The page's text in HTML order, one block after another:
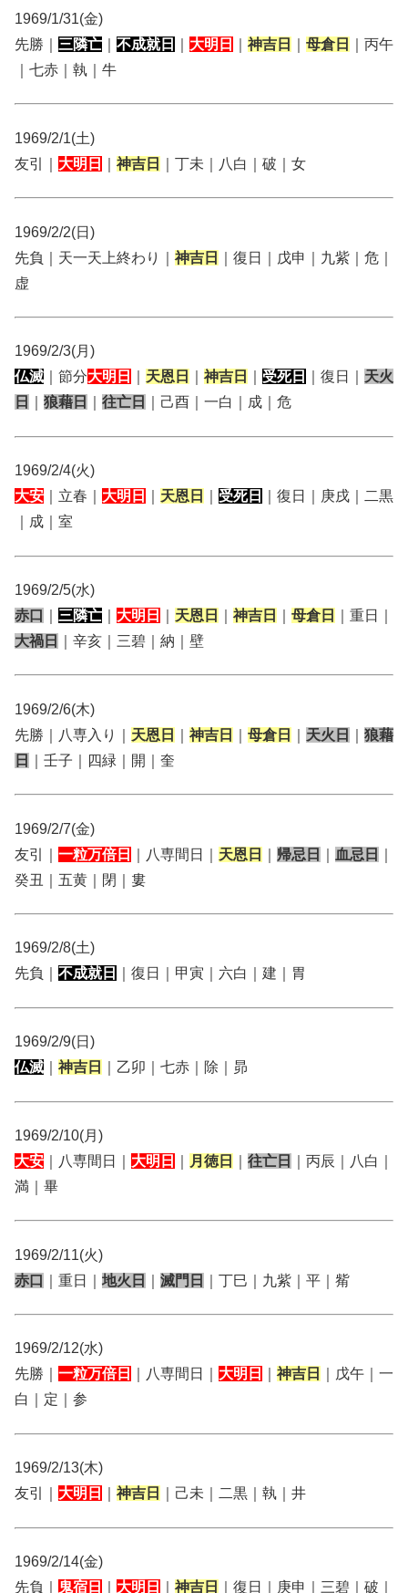
1969/1/31(金)
先勝｜ 三隣亡 不成就日 大明日 神吉日 母倉日
｜丙午
｜七赤｜執｜牛
1969/2/1(土)
友引｜ 大明日 神吉日 ｜丁未｜八白｜破｜女
1969/2/2(日)
先負｜天一天上終わり｜ 神吉日
｜復日｜戊申｜九紫｜危｜
虚
1969/2/3(月)
仏滅 ｜節分大明日 天恩日 神吉日 受死日 ｜復日｜ 天火
日
狼藉日 往亡日 ｜己酉｜一白｜成｜危
1969/2/4(火)
大安 ｜立春｜ 大明日 天恩日 受死日
｜復日｜庚戌｜二黒
｜成｜室
1969/2/5(水)
赤口
三隣亡 大明日 天恩日 神吉日 母倉日
｜重日｜
大禍日
｜辛亥｜三碧｜納｜壁
1969/2/6(木)
先勝｜八専入り｜ 天恩日 神吉日 母倉日 天火日
狼藉
日
｜壬子｜四緑｜開｜奎
1969/2/7(金)
友引｜ 一粒万倍日 ｜八専間日｜ 天恩日 帰忌日 血忌日
癸丑｜五黄｜閉｜婁
1969/2/8(土)
先負｜ 不成就日 ｜復日｜甲寅｜六白｜建｜胃
1969/2/9(日)
仏滅
神吉日 ｜乙卯｜七赤｜除｜昴
1969/2/10(月)
大安 ｜八専間日｜ 大明日 月徳日 往亡日
｜丙辰｜八白｜
満｜畢
1969/2/11(火)
赤口
｜重日｜ 地火日 滅門日 ｜丁巳｜九紫｜平｜觜
1969/2/12(水)
先勝｜ 一粒万倍日 ｜八専間日｜ 大明日 神吉日
｜戊午｜一
白｜定｜参
1969/2/13(木)
友引｜ 大明日 神吉日 ｜己未｜二黒｜執｜井
1969/2/14(金)
先負｜
鬼宿日 大明日 神吉日 ｜復日｜庚申｜三碧｜破｜